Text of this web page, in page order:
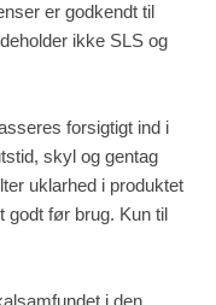
er godkendt til
ikke SLS og
forsigtigt ind i
skyl og gentag
uklarhed i produktet
godt før brug. Kun til